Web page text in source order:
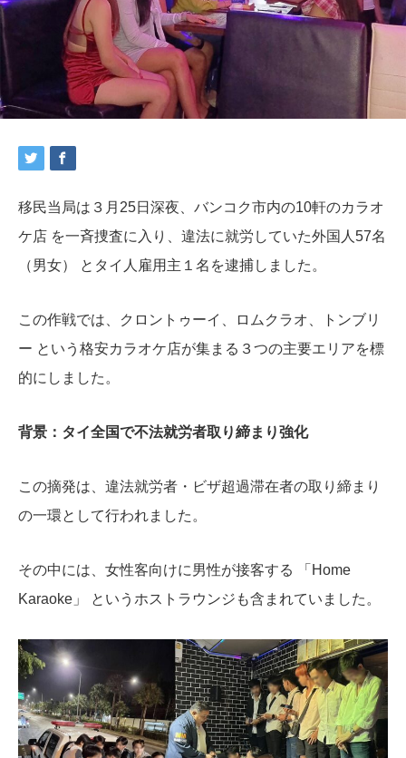
移民当局は３月25日深夜、バンコク市内の10軒のカラオ
ケ店 を一斉捜査に入り、違法に就労していた外国人57名
（男女） とタイ人雇用主１名を逮捕しました。
この作戦では、
クロントゥーイ、ロムクラオ、トンブリ
ー という格安カラオケ店が集まる３つの主要エリアを標
的にしました。
背景：タイ全国で不法就労者取り締まり強化
この摘発は、違法就労者・ビザ超過滞在者の取り締まり
の一環として行われました。
その中には、女性客向けに男性が接客する 「Home
Karaoke」 というホストラウンジも含まれていました。